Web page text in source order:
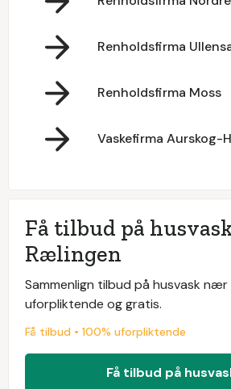
Renholdsfirma
Renholdsfirma Moss
Vaskefirma Aurskog-
Få tilbud på
Rælingen
Sammenlign tilbud på husvask
uforpliktende og gratis.
Få tilbud • 100% uforpliktende
Få tilbud på